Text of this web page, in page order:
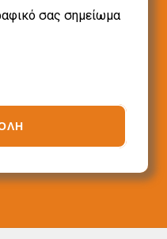
σας σημείωμα